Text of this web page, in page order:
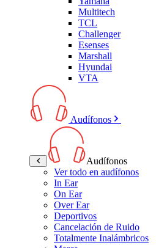
Multitech
TCL
Challenger
Esenses
Marshall
Hyundai
VTA
Audífonos
Audífonos
Ver todo en audífonos
In Ear
On Ear
Over Ear
Deportivos
Cancelación de Ruido
Totalmente Inalámbricos